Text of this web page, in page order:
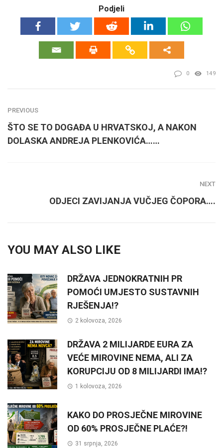
Podjeli
0 149
PREVIOUS
ŠTO SE TO DOGAĐA U HRVATSKOJ, A NAKON
DOLASKA ANDREJA PLENKOVIĆA……
NEXT
ODJECI ZAVIJANJA VUČJEG ČOPORA….
YOU MAY ALSO LIKE
DRŽAVA JEDNOKRATNIH PR
POMOĆI UMJESTO SUSTAVNIH
RJEŠENJA!?
2 kolovoza, 2026
DRŽAVA 2 MILIJARDE EURA ZA
VEĆE MIROVINE NEMA, ALI ZA
KORUPCIJU OD 8 MILIJARDI IMA!?
1 kolovoza, 2026
KAKO DO PROSJEČNE MIROVINE
OD 60% PROSJEČNE PLAĆE?!
31 srpnja, 2026